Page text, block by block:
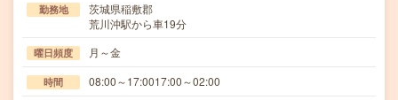
勤務地
茨城県稲敷郡
荒川沖駅から車19分
曜日頻度 月～金
時間 08:00～17:0017:00～02:00